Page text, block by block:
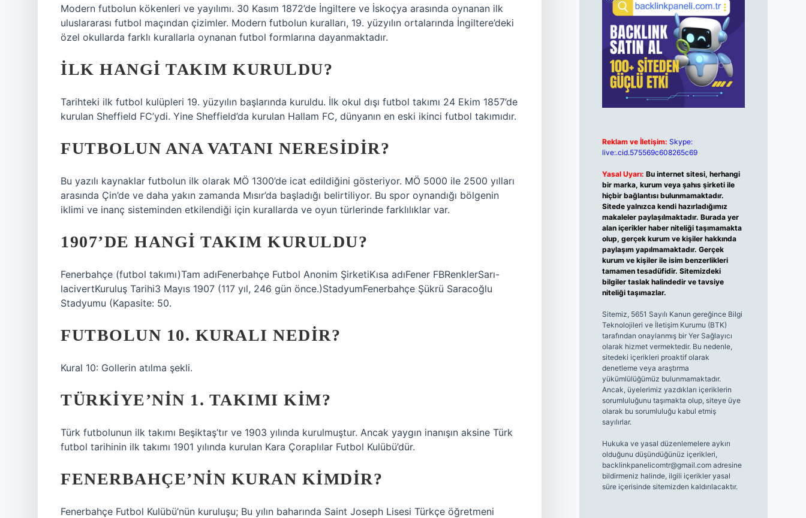
Modern futbolun kökenleri ve yayılımı. 30 Kasım 1872’de İngiltere ve İskoçya arasında oynanan ilk
uluslararası futbol maçından çizimler. Modern futbolun kuralları, 19. yüzyılın ortalarında İngiltere’deki
özel okullarda farklı kurallarla oynanan futbol formlarına dayanmaktadır.
İLK HANGI TAKIM KURULDU?
Tarihteki ilk futbol kulüpleri 19. yüzyılın başlarında kuruldu. İlk okul dışı futbol takımı 24 Ekim 1857’de
kurulan Sheffield FC’ydi. Yine Sheffield’da kurulan Hallam FC, dünyanın en eski ikinci futbol takımıdır.
FUTBOLUN ANA VATANI NERESIDIR?
Bu yazılı kaynaklar futbolun ilk olarak MÖ 1300’de icat edildiğini gösteriyor. MÖ 5000 ile 2500 yılları
arasında Çin’de ve daha yakın zamanda Mısır’da başladığı belirtiliyor. Bu spor oynandığı bölgenin
iklimi ve inanç sisteminden etkilendiği için kurallarda ve oyun türlerinde farklılıklar var.
1907’DE HANGI TAKIM KURULDU?
Fenerbahçe (futbol takımı)Tam adıFenerbahçe Futbol Anonim ŞirketiKısa adıFener FBRenklerSarı-
lacivertKuruluş Tarihi3 Mayıs 1907 (117 yıl, 246 gün önce.)StadyumFenerbahçe Şükrü Saracoğlu
Stadyumu (Kapasite: 50.
FUTBOLUN 10. KURALI NEDIR?
Kural 10: Gollerin atılma şekli.
TÜRKIYE’NIN 1. TAKIMI KIM?
Türk futbolunun ilk takımı Beşiktaş’tır ve 1903 yılında kurulmuştur. Ancak yaygın inanışın aksine Türk
futbol tarihinin ilk takımı 1901 yılında kurulan Kara Çoraplılar Futbol Kulübü’dür.
FENERBAHÇE’NIN KURAN KIMDIR?
Fenerbahçe Futbol Kulübü’nün kuruluşu; Bu yılın baharında Saint Joseph Lisesi Türkçe öğretmeni
Reklam ve İletişim: Skype:
live:.cid.575569c608265c69
Yasal Uyarı: Bu internet sitesi, herhangi
bir marka, kurum veya şahıs şirketi ile
hiçbir bağlantısı bulunmamaktadır.
Sitede yalnızca kendi hazırladığımız
makaleler paylaşılmaktadır. Burada yer
alan içerikler haber niteliği taşımamakta
olup, gerçek kurum ve kişiler hakkında
paylaşım yapılmamaktadır. Gerçek
kurum ve kişiler ile isim benzerlikleri
tamamen tesadüfidir. Sitemizdeki
bilgiler taslak halindedir ve tavsiye
niteliği taşımazlar.
Sitemiz, 5651 Sayılı Kanun gereğince Bilgi
Teknolojileri ve İletişim Kurumu (BTK)
tarafından onaylanmış bir Yer Sağlayıcı
olarak hizmet vermektedir. Bu nedenle,
sitedeki içerikleri proaktif olarak
denetleme veya araştırma
yükümlülüğümüz bulunmamaktadır.
Ancak, üyelerimiz yazdıkları içeriklerin
sorumluluğunu taşımakta olup, siteye üye
olarak bu sorumluluğu kabul etmiş
sayılırlar.
Hukuka ve yasal düzenlemelere aykırı
olduğunu düşündüğünüz içerikleri,
backlinkpanelicomtr@gmail.comadresine
bildirmeniz halinde, ilgili içerikler yasal
süre içerisinde sitemizden kaldırılacaktır.